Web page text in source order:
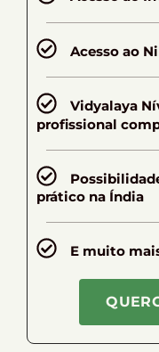
Acesso ao
Vidyalaya
profissional
prático na Índia
E muito